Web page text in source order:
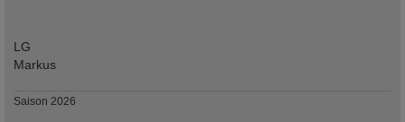
LG
Markus
Saison 2026